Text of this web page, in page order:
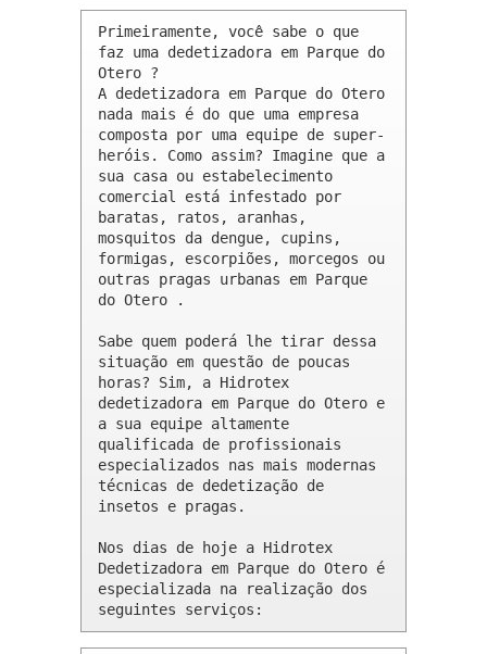
Primeiramente, você sabe o que
faz uma dedetizadora em Parque do
Otero ?
A dedetizadora em Parque do Otero
nada mais é do que uma empresa
composta por uma equipe de super-
heróis. Como assim? Imagine que a
sua casa ou estabelecimento
comercial está infestado por
baratas, ratos, aranhas,
mosquitos da dengue, cupins,
formigas, escorpiões, morcegos ou
outras pragas urbanas em Parque
do Otero .
Sabe quem poderá lhe tirar dessa
situação em questão de poucas
horas? Sim, a Hidrotex
dedetizadora em Parque do Otero e
a sua equipe altamente
qualificada de profissionais
especializados nas mais modernas
técnicas de dedetização de
insetos e pragas.
Nos dias de hoje a Hidrotex
Dedetizadora em Parque do Otero é
especializada na realização dos
seguintes serviços: